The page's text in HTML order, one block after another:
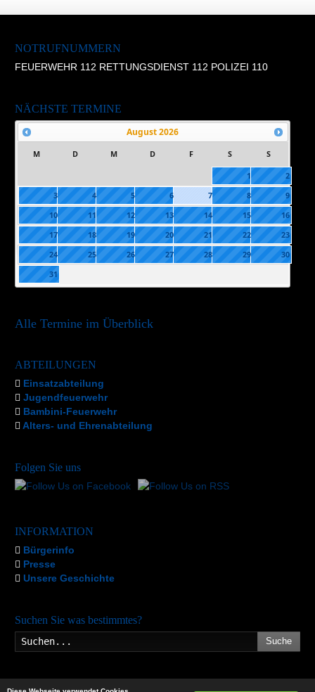
NOTRUFNUMMERN
FEUERWEHR 112 RETTUNGSDIENST 112 POLIZEI 110
NÄCHSTE TERMINE
August2026
M D M D F S S
1
2
3
4 5 6 7 8
9
10
11 12 13 14 15
16
17
18 19 20 21 22
23
24
25 26 27 28 29
30
31
Alle Termine im Überblick
ABTEILUNGEN
Einsatzabteilung
Jugendfeuerwehr
Bambini-Feuerwehr
Alters- und Ehrenabteilung
Folgen Sie uns
INFORMATION
Bürgerinfo
Presse
Unsere Geschichte
Suchen Sie was bestimmtes?
Suche